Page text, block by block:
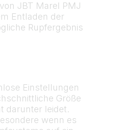
JBT Marel PMJ
Entladen der
Rupfergebnis
Einstellungen
Größe
darunter leidet.
wenn es